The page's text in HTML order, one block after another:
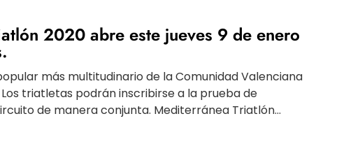
2020 abre este jueves 9 de enero
más multitudinario de la Comunidad Valenciana
triatletas podrán inscribirse a la prueba de
de manera conjunta. Mediterránea Triatlón...